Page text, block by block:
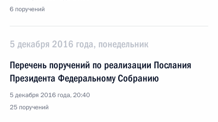
6 поручений
5 декабря 2016 года, понедельник
Перечень поручений по реализации Послания
Президента Федеральному Собранию
5 декабря 2016 года, 20:40
25 поручений